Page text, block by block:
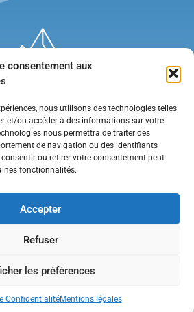
consentement aux
nous utilisons des technologies telles
et/ou accéder à des informations sur votre
nous permettra de traiter des
de navigation ou des identifiants
ou retirer votre consentement peut
fonctionnalités.
Accepter
Refuser
les préférences
ConfidentialitéMentions légales
•Contact